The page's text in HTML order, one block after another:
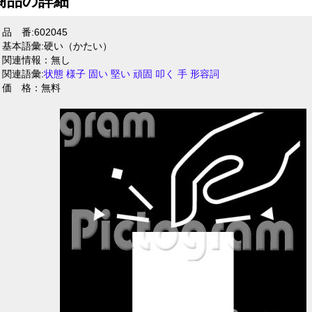
品 番:602045
基本語彙:硬い（かたい）
関連情報：無し
関連語彙:状態 様子 固い 堅い 頑固 叩く 手 形容詞
価 格：無料